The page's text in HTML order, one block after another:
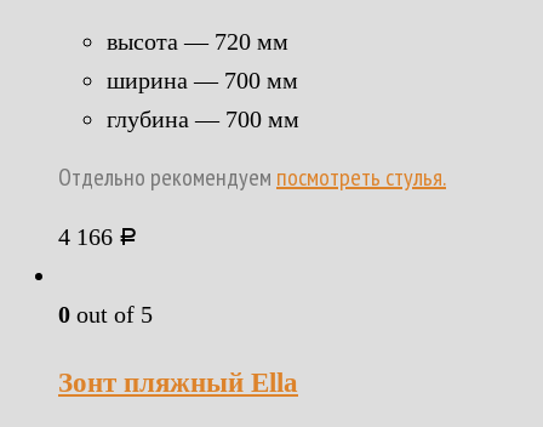
высота — 720 мм
ширина — 700 мм
глубина — 700 мм
Отдельно рекомендуем посмотреть стулья.
4 166 Р
0 out of 5
Зонт пляжный Ella